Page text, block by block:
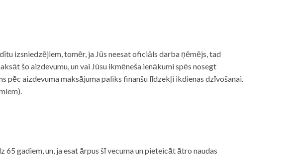
izsniedzējiem, tomēr, ja Jūs neesat oficiāls darba ņēmējs, tad
šo aizdevumu, un vai Jūsu ikmēneša ienākumi spēs nosegt
pēc aizdevuma maksājuma paliks finanšu līdzekļi ikdienas dzīvošanai.
gadiem, un, ja esat ārpus šī vecuma un pieteicāt ātro naudas